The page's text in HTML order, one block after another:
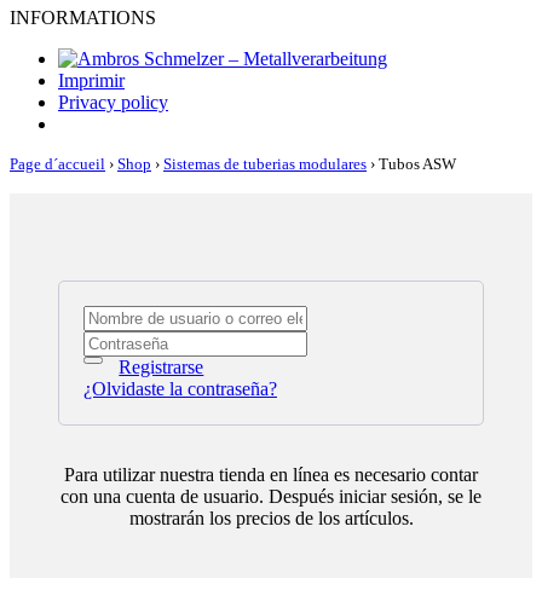
INFORMATIONS
Imprimir
Privacy policy
Page d´accueil › Shop › Sistemas de tuberias modulares › Tubos ASW
Registrarse
¿Olvidaste la contraseña?
Para utilizar nuestra tienda en línea es necesario contar
con una cuenta de usuario. Después iniciar sesión, se le
mostrarán los precios de los artículos.